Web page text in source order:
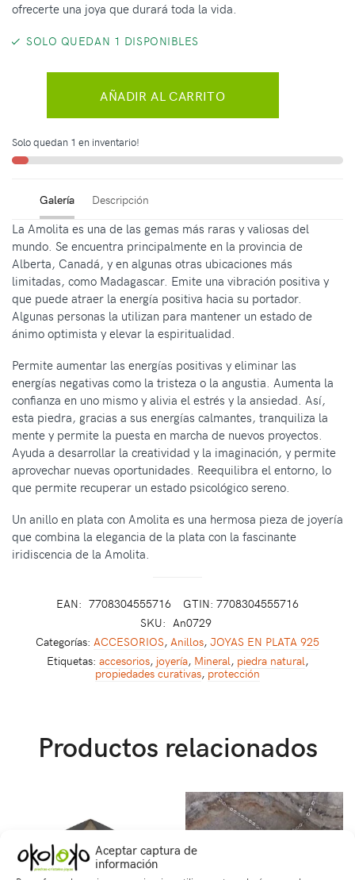
Aceptar captura de
información
ofrecerte una joya que durará toda la vida.
SOLO QUEDAN 1 DISPONIBLES
AÑADIR AL CARRITO
Solo quedan 1 en inventario!
Galería Descripción
La Amolita es una de las gemas más raras y valiosas del
mundo. Se encuentra principalmente en la provincia de
Alberta, Canadá, y en algunas otras ubicaciones más
limitadas, como Madagascar. Emite una vibración positiva y
que puede atraer la energía positiva hacia su portador.
Algunas personas la utilizan para mantener un estado de
ánimo optimista y elevar la espiritualidad.
Permite aumentar las energías positivas y eliminar las
energías negativas como la tristeza o la angustia. Aumenta la
confianza en uno mismo y alivia el estrés y la ansiedad. Así,
esta piedra, gracias a sus energías calmantes, tranquiliza la
mente y permite la puesta en marcha de nuevos proyectos.
Ayuda a desarrollar la creatividad y la imaginación, y permite
aprovechar nuevas oportunidades. Reequilibra el entorno, lo
que permite recuperar un estado psicológico sereno.
Un anillo en plata con Amolita es una hermosa pieza de joyería
que combina la elegancia de la plata con la fascinante
iridiscencia de la Amolita.
EAN: 7708304555716
GTIN: 7708304555716
SKU: An0729
Categorías: ACCESORIOS, Anillos, JOYAS EN PLATA 925
Etiquetas: accesorios, joyería, Mineral, piedra natural,
propiedades curativas, protección
Productos relacionados